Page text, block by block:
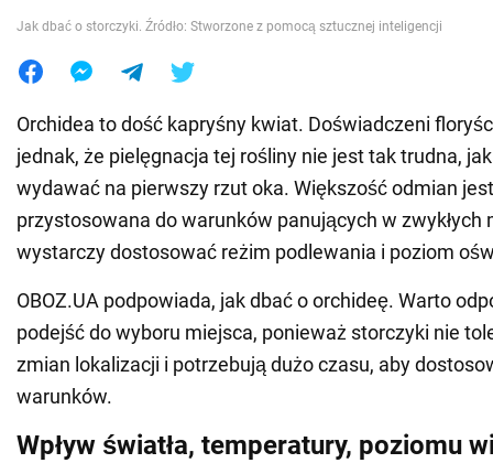
Jedzenie
Jak dbać o storczyki. Źródło: Stworzone z pomocą sztucznej inteligencji
Orchidea to dość kapryśny kwiat. Doświadczeni
jednak, że pielęgnacja tej rośliny nie jest tak trudna,
wydawać na pierwszy rzut oka. Większość odmian
przystosowana do warunków panujących w zwykłych
wystarczy dostosować reżim podlewania i poziom
OBOZ.UA podpowiada, jak dbać o orchideę. Warto
podejść do wyboru miejsca, ponieważ storczyki nie
zmian lokalizacji i potrzebują dużo czasu, aby
warunków.
Wpływ światła, temperatury, poziomu